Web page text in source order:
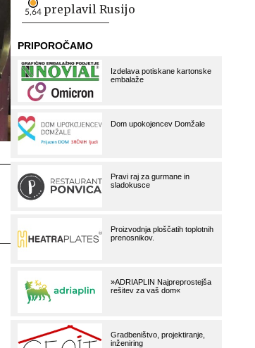
5,64 preplavil Rusijo